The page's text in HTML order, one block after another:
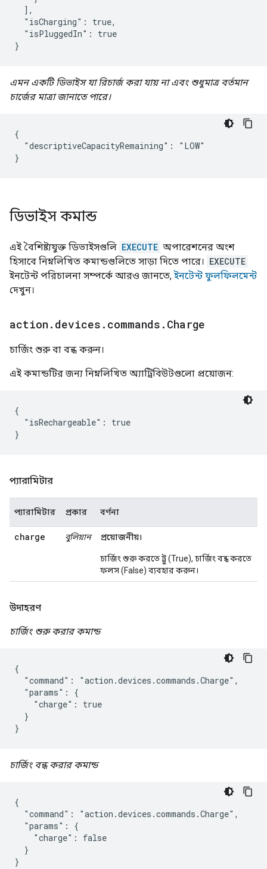
  ],
  "isCharging": true,
  "isPluggedIn": true
}
এমন একটি ডিভাইস যা রিচার্জ করা যায় না এবং শুধুমাত্র বর্তমান
চার্জের মাত্রা জানাতে পারে।
{
  "descriptiveCapacityRemaining": "LOW"
}
ডিভাইস কমান্ড
এই বৈশিষ্ট্যযুক্ত ডিভাইসগুলি EXECUTE অপারেশনের অংশ
হিসাবে নিম্নলিখিত কমান্ডগুলিতে সাড়া দিতে পারে। EXECUTE
ইনটেন্ট পরিচালনা সম্পর্কে আরও জানতে,ইনটেন্ট ফুলফিলমেন্ট
দেখুন।
action . devices . commands . Charge
চার্জিং শুরু বা বন্ধ করুন।
এই কমান্ডটির জন্য নিম্নলিখিত অ্যাট্রিবিউটগুলো প্রয়োজন:
{
  "isRechargeable": true
প্যারামিটার
প্যারামিটার প্রকার বর্ণনা
charge বুলিয়ান প্রয়োজনীয়।
চার্জিং শুরু করতে ট্রু (True), চার্জিং বন্ধ করতে
ফলস (False) ব্যবহার করুন।
উদাহরণ
চার্জিং শুরু করার কমান্ড
{
  "command": "action.devices.commands.Charge",
  "params": {
    "charge": true
  }
}
চার্জিং বন্ধ করার কমান্ড
{
  "command": "action.devices.commands.Charge",
  "params": {
    "charge": false
  }
}